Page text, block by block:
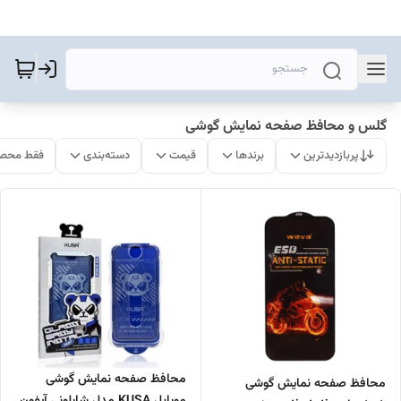
گلس و محافظ صفحه نمایش گوشی
پربازدیدترین برندها قیمت دسته‌بندی فقط
محافظ صفحه نمایش گوشی
محافظ صفحه نمایش گوشی